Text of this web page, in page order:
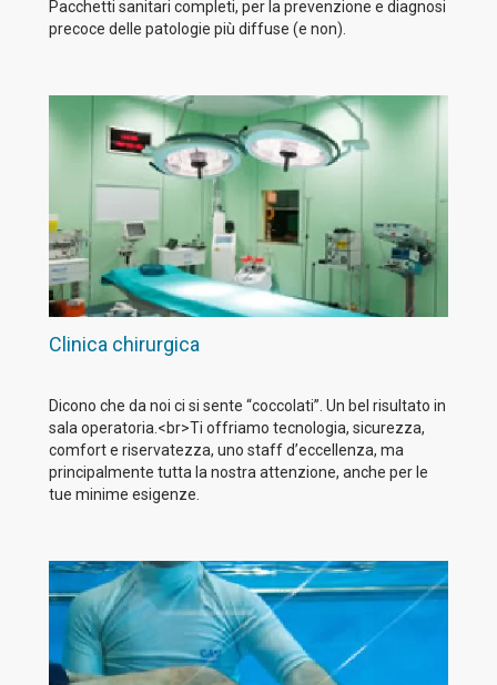
Pacchetti sanitari completi, per la prevenzione e diagnosi
precoce delle patologie più diffuse (e non).
Clinica chirurgica
Dicono che da noi ci si sente “coccolati”. Un bel risultato in
sala operatoria.<br>Ti offriamo tecnologia, sicurezza,
comfort e riservatezza, uno staff d’eccellenza, ma
principalmente tutta la nostra attenzione, anche per le
tue minime esigenze.